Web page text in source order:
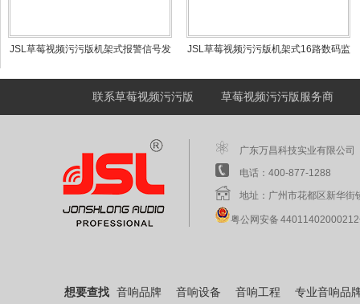
JSL草莓视频污污版机架式报警信号发
JSL草莓视频污污版机架式16路数码监
联系草莓视频污污版 草莓视频污污版服务商
广东万昌科技实业有限公
电话：400-877-1288
地址：广州市花都区新华街
粤公网安备
想要查找 音响品牌 音响设备 音响工程 专业音响品